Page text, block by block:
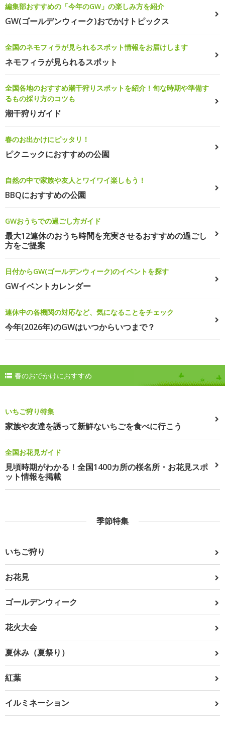
編集部おすすめの「今年のGW」の楽しみ方を紹介
GW(ゴールデンウィーク)おでかけトピックス
全国のネモフィラが見られるスポット情報をお届けします
ネモフィラが見られるスポット
全国各地のおすすめ潮干狩りスポットを紹介！旬な時期や準備す
るもの採り方のコツも
潮干狩りガイド
春のお出かけにピッタリ！
ピクニックにおすすめの公園
自然の中で家族や友人とワイワイ楽しもう！
BBQにおすすめの公園
GWおうちでの過ごし方ガイド
最大12連休のおうち時間を充実させるおすすめの過ごし
方をご提案
日付からGW(ゴールデンウィーク)のイベントを探す
GWイベントカレンダー
連休中の各機関の対応など、気になることをチェック
今年(2026年)のGWはいつからいつまで？
春のおでかけにおすすめ
いちご狩り特集
家族や友達を誘って新鮮ないちごを食べに行こう
全国お花見ガイド
見頃時期がわかる！全国1400カ所の桜名所・お花見スポ
ット情報を掲載
季節特集
いちご狩り
お花見
ゴールデンウィーク
花火大会
夏休み（夏祭り）
紅葉
イルミネーション